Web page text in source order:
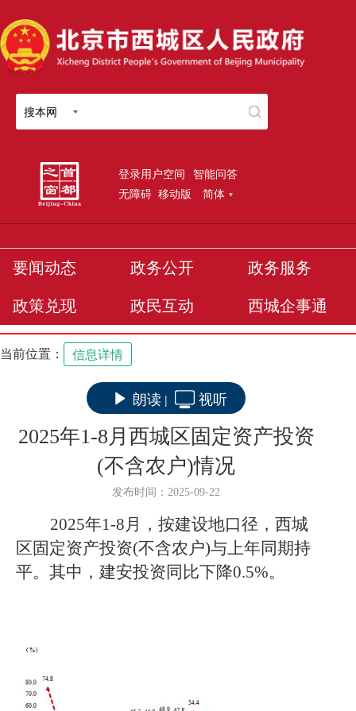
搜本网
登录用户空间 智能问答
无障碍 移动版 简体
要闻动态 政务公开 政务服务
政策兑现 政民互动 西城企事通
当前位置： 信息详情
朗读 | 视听
2025年1-8月西城区固定资产投资
(不含农户)情况
发布时间：2025-09-22
2025年1-8月，按建设地口径，西城
区固定资产投资(不含农户)与上年同期持
平。其中，建安投资同比下降0.5%。